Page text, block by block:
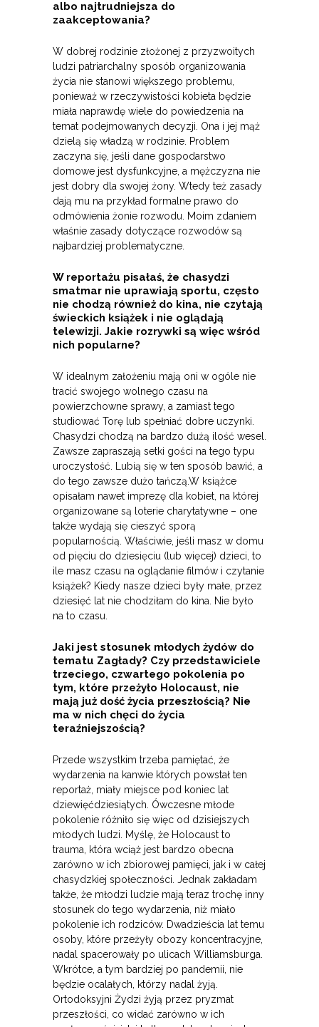
albo najtrudniejsza do
zaakceptowania?
W dobrej rodzinie złożonej z przyzwoitych
ludzi patriarchalny sposób organizowania
życia nie stanowi większego problemu,
ponieważ w rzeczywistości kobieta będzie
miała naprawdę wiele do powiedzenia na
temat podejmowanych decyzji. Ona i jej mąż
dzielą się władzą w rodzinie. Problem
zaczyna się, jeśli dane gospodarstwo
domowe jest dysfunkcyjne, a mężczyzna nie
jest dobry dla swojej żony. Wtedy też zasady
dają mu na przykład formalne prawo do
odmówienia żonie rozwodu. Moim zdaniem
właśnie zasady dotyczące rozwodów są
najbardziej problematyczne.
W reportażu pisałaś, że chasydzi
smatmar nie uprawiają sportu, często
nie chodzą również do kina, nie czytają
świeckich książek i nie oglądają
telewizji. Jakie rozrywki są więc wśród
nich popularne?
W idealnym założeniu mają oni w ogóle nie
tracić swojego wolnego czasu na
powierzchowne sprawy, a zamiast tego
studiować Torę lub spełniać dobre uczynki.
Chasydzi chodzą na bardzo dużą ilość wesel.
Zawsze zapraszają setki gości na tego typu
uroczystość. Lubią się w ten sposób bawić, a
do tego zawsze dużo tańczą.W książce
opisałam nawet imprezę dla kobiet, na której
organizowane są loterie charytatywne – one
także wydają się cieszyć sporą
popularnością. Właściwie, jeśli masz w domu
od pięciu do dziesięciu (lub więcej) dzieci, to
ile masz czasu na oglądanie filmów i czytanie
książek? Kiedy nasze dzieci były małe, przez
dziesięć lat nie chodziłam do kina. Nie było
na to czasu.
Jaki jest stosunek młodych żydów do
tematu Zagłady? Czy przedstawiciele
trzeciego, czwartego pokolenia po
tym, które przeżyło Holocaust, nie
mają już dość życia przeszłością? Nie
ma w nich chęci do życia
teraźniejszością?
Przede wszystkim trzeba pamiętać, że
wydarzenia na kanwie których powstał ten
reportaż, miały miejsce pod koniec lat
dziewięćdziesiątych. Ówczesne młode
pokolenie różniło się więc od dzisiejszych
młodych ludzi. Myślę, że Holocaust to
trauma, która wciąż jest bardzo obecna
zarówno w ich zbiorowej pamięci, jak i w całej
chasydzkiej społeczności. Jednak zakładam
także, że młodzi ludzie mają teraz trochę inny
stosunek do tego wydarzenia, niż miało
pokolenie ich rodziców. Dwadzieścia lat temu
osoby, które przeżyły obozy koncentracyjne,
nadal spacerowały po ulicach Williamsburga.
Wkrótce, a tym bardziej po pandemii, nie
będzie ocalałych, którzy nadal żyją.
Ortodoksyjni Żydzi żyją przez pryzmat
przeszłości, co widać zarówno w ich